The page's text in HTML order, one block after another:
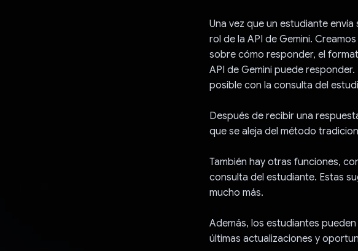
Una vez que un estudiante
rol de la API de Gemini.
sobre cómo responder, el
API de Gemini puede
posible con la consulta del
Después de recibir una
que se aleja del método
También hay otras funciones,
consulta del estudiante. Estas
mucho más.
Además, los estudiantes
últimas actualizaciones y